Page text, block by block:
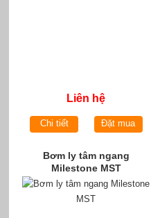
Liên hệ
Chi tiết Đặt mua
Bơm ly tâm ngang
Milestone MST